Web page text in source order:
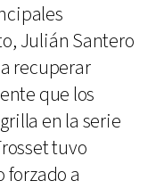
Julián Santero
recuperar
que los
en la serie
tuvo
forzado a